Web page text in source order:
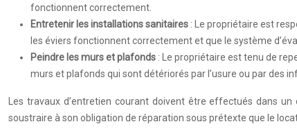
fonctionnent correctement.
Entretenir les installations sanitaires : Le propriétaire est
les éviers fonctionnent correctement et que le système
Peindre les murs et plafonds : Le propriétaire est tenu de
murs et plafonds qui sont détériorés par l’usure ou par des
Les travaux d’entretien courant doivent être effectués dans
soustraire à son obligation de réparation sous prétexte que le